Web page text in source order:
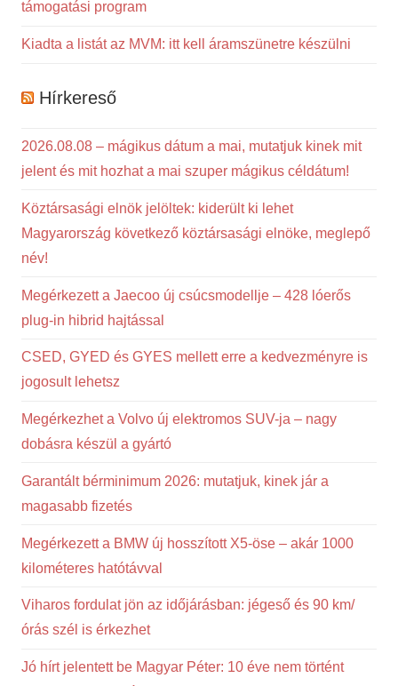
támogatási program
Kiadta a listát az MVM: itt kell áramszünetre készülni
Hírkereső
2026.08.08 – mágikus dátum a mai, mutatjuk kinek mit
jelent és mit hozhat a mai szuper mágikus céldátum!
Köztársasági elnök jelöltek: kiderült ki lehet
Magyarország következő köztársasági elnöke, meglepő
név!
Megérkezett a Jaecoo új csúcsmodellje – 428 lóerős
plug-in hibrid hajtással
CSED, GYED és GYES mellett erre a kedvezményre is
jogosult lehetsz
Megérkezhet a Volvo új elektromos SUV-ja – nagy
dobásra készül a gyártó
Garantált bérminimum 2026: mutatjuk, kinek jár a
magasabb fizetés
Megérkezett a BMW új hosszított X5-öse – akár 1000
kilométeres hatótávval
Viharos fordulat jön az időjárásban: jégeső és 90 km/
órás szél is érkezhet
Jó hírt jelentett be Magyar Péter: 10 éve nem történt